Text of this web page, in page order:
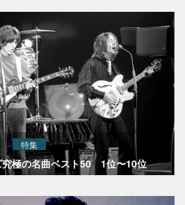
特集
究極の名曲ベスト50 1位〜10位